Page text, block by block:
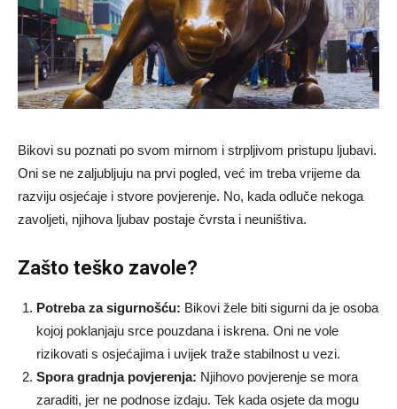
Bikovi su poznati po svom mirnom i strpljivom pristupu ljubavi.
Oni se ne zaljubljuju na prvi pogled, već im treba vrijeme da
razviju osjećaje i stvore povjerenje. No, kada odluče nekoga
zavoljeti, njihova ljubav postaje čvrsta i neuništiva.
Zašto teško zavole?
Potreba za sigurnošću: Bikovi žele biti sigurni da je osoba
kojoj poklanjaju srce pouzdana i iskrena. Oni ne vole
rizikovati s osjećajima i uvijek traže stabilnost u vezi.
Spora gradnja povjerenja: Njihovo povjerenje se mora
zaraditi, jer ne podnose izdaju. Tek kada osjete da mogu